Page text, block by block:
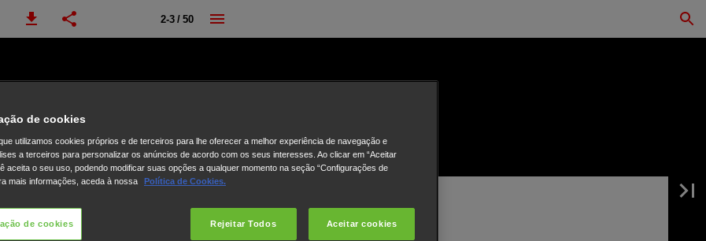
2-3 / 50
de cookies
utilizamos cookies próprios e de terceiros para lhe oferecer a melhor experiência de navegação e
a terceiros para personalizar os anúncios de acordo com os seus interesses. Ao clicar em “Aceitar
aceita o seu uso, podendo modificar suas opções a qualquer momento na seção “Configurações de
mais informações, aceda à nossa
Política de Cookies.
Rejeitar Todos Aceitar cookies
de cookies